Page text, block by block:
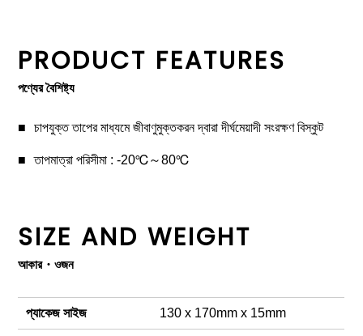
PRODUCT FEATURES
পণ্যের বৈশিষ্ট্য
চাপযুক্ত তাপের মাধ্যমে জীবাণুমুক্তকরন দ্বারা দীর্ঘমেয়াদী সংরক্ষণ বিস্কুট
তাপমাত্রা পরিসীমা : -20℃～80℃
SIZE AND WEIGHT
আকার・ওজন
প্যাকেজ সাইজ 130 x 170mm x 15mm